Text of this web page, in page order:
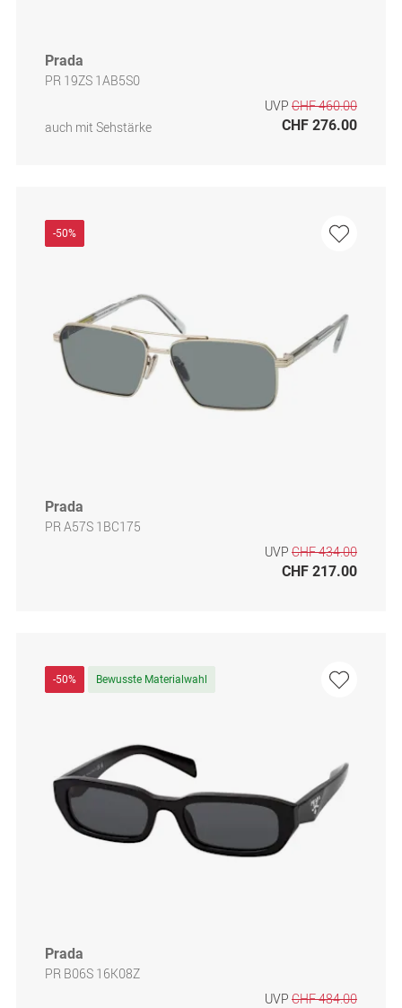
Prada
PR 19ZS 1AB5S0
auch mit Sehstärke
UVP CHF 460.00
CHF 276.00
-50%
Prada
PR A57S 1BC175
UVP CHF 434.00
CHF 217.00
-50% Bewusste Materialwahl
Prada
PR B06S 16K08Z
UVP CHF 484.00